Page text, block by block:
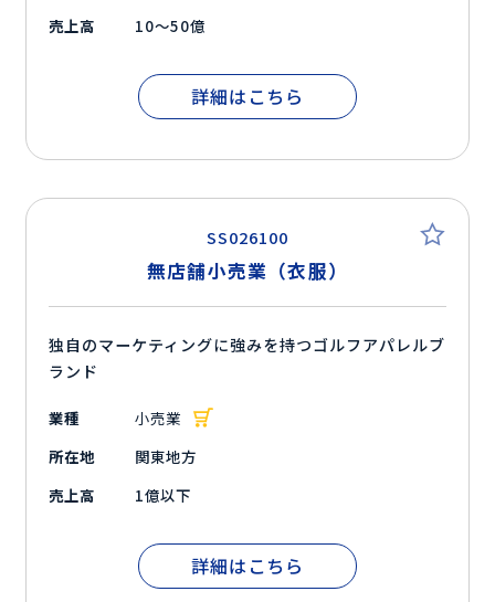
売上高
10～50億
詳細はこちら
SS026100
無店舗小売業（衣服）
独自のマーケティングに強みを持つゴルフアパレルブ
ランド
業種
小売業
所在地
関東地方
売上高
1億以下
詳細はこちら